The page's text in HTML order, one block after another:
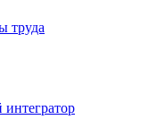
труда